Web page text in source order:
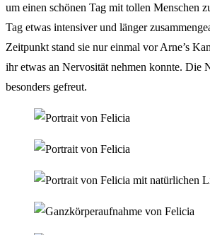
um einen schönen Tag mit tollen Menschen
Tag etwas intensiver und länger
Zeitpunkt stand sie nur einmal vor Arne’s
ihr etwas an Nervosität nehmen konnte. Die
besonders gefreut.